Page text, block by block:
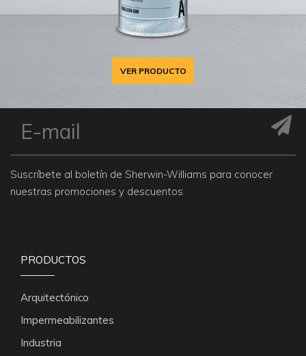
VER PRODUCTO
Suscríbete al boletín de Sherwin-Williams para conocer
nuestras promociones y descuentos
PRODUCTOS
Arquitectónico
Impermeabilizantes
Industria